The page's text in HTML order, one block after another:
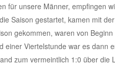
für unsere Männer, empfingen
Saison gestartet, kamen mit
gekommen, waren von
einer Viertelstunde war es
zum vermeintlich 1:0 über